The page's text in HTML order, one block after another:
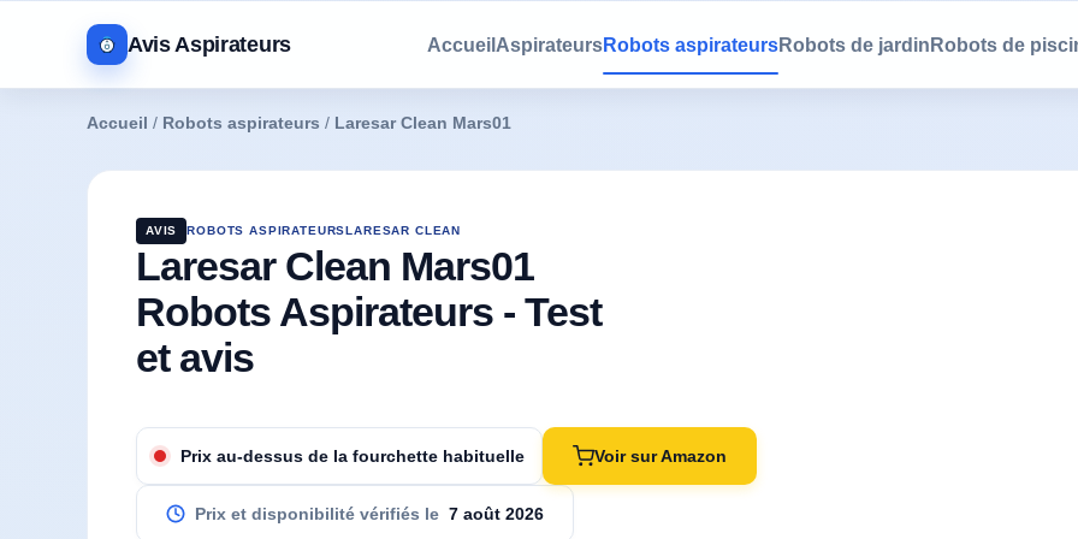
Avis Aspirateurs Accueil AspirateursRobots aspirateursRobots de jardin Robots de
Accueil / Robots aspirateurs / Laresar Clean Mars01
AVIS ROBOTS ASPIRATEURSLARESAR CLEAN
Laresar Clean Mars01
Robots Aspirateurs - Test
et avis
Prix au-dessus de la fourchette habituelle Voir sur Amazon
Prix et disponibilité vérifiés le 7 août 2026